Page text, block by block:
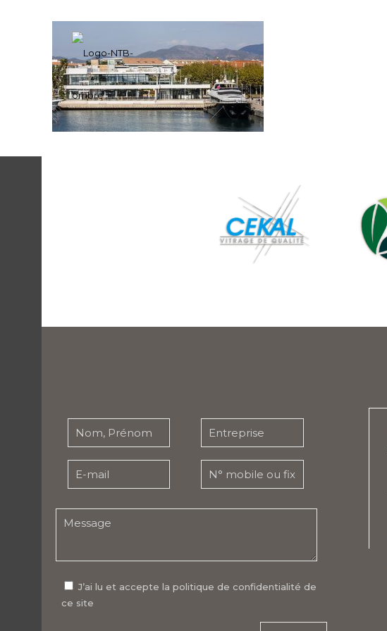
J’ai lu et accepte la politique de confidentialité de
ce site